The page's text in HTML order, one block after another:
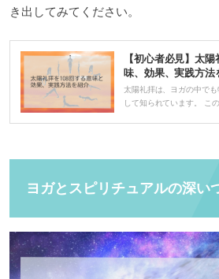
き出してみてください。
【初心者必見】太
味、効果、実践方法
太陽礼拝は、ヨガの中で
して知られています。 こ
ヨガとスピリチュアルの深い